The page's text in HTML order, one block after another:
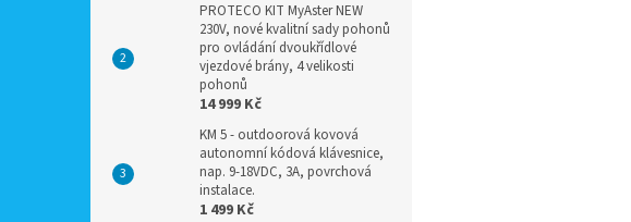
PROTECO KIT MyAster NEW
230V, nové kvalitní sady pohonů
pro ovládání dvoukřídlové
vjezdové brány, 4 velikosti
pohonů
14 999 Kč
KM 5 - outdoorová kovová
autonomní kódová klávesnice,
nap. 9-18VDC, 3A, povrchová
instalace.
1 499 Kč